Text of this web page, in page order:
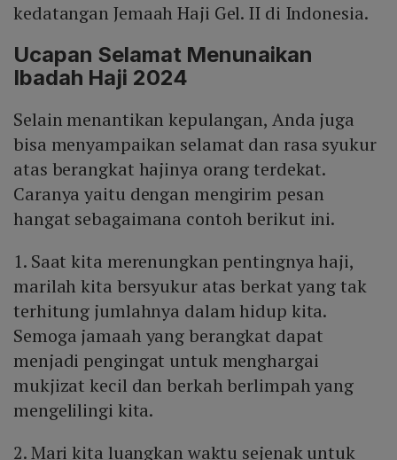
kedatangan Jemaah Haji Gel. II di Indonesia.
Ucapan Selamat Menunaikan
Ibadah Haji 2024
Selain menantikan kepulangan, Anda juga
bisa menyampaikan selamat dan rasa syukur
atas berangkat hajinya orang terdekat.
Caranya yaitu dengan mengirim pesan
hangat sebagaimana contoh berikut ini.
1. Saat kita merenungkan pentingnya haji,
marilah kita bersyukur atas berkat yang tak
terhitung jumlahnya dalam hidup kita.
Semoga jamaah yang berangkat dapat
menjadi pengingat untuk menghargai
mukjizat kecil dan berkah berlimpah yang
mengelilingi kita.
2. Mari kita luangkan waktu sejenak untuk